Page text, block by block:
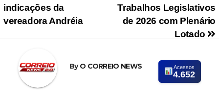
Trabalhos Legislativos
de 2026 com Plenário
Lotado
indicações da
vereadora Andréia
ByO CORREIO NEWS Acessos
4.652